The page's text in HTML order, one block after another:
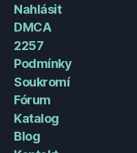
Nahlásit
DMCA
2257
Podmínky
Soukromí
Fórum
Katalog
Blog